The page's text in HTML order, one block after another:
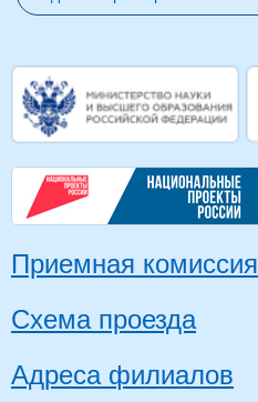
Приемная комиссия
Схема проезда
Адреса филиалов